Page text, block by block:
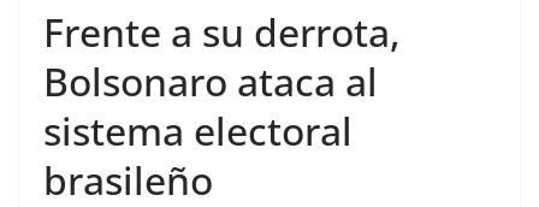
Frente a su derrota,
Bolsonaro ataca al
sistema electoral
brasileño